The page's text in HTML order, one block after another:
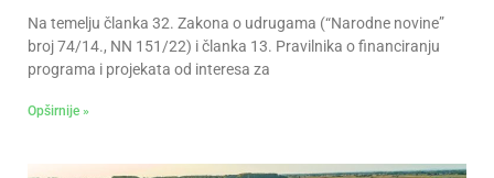
Na temelju članka 32. Zakona o udrugama (“Narodne novine”
broj 74/14., NN 151/22) i članka 13. Pravilnika o financiranju
programa i projekata od interesa za
Opširnije »